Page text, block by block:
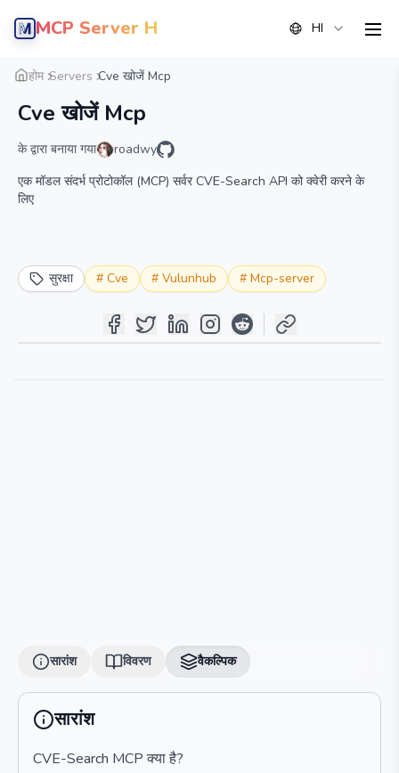
MCP Server Hub HI
होम Servers Cve खोजें Mcp
Cve खोजें Mcp
के द्वारा बनाया गया
roadwy
एक मॉडल संदर्भ प्रोटोकॉल (MCP) सर्वर CVE-Search API को क्वेरी करने के
लिए
सुरक्षा # Cve # Vulunhub # Mcp-server
सारांश
सारांश विवरण वैकल्पिक
सारांश
CVE-Search MCP क्या है?